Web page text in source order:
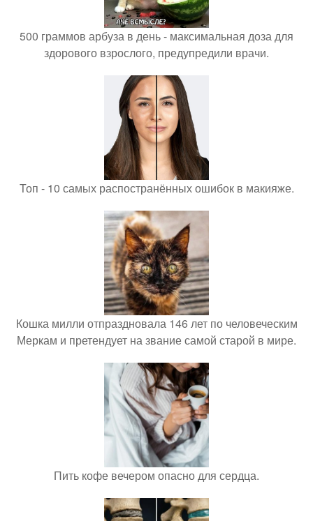
500 граммов арбуза в день - максимальная доза для
здорового взрослого, предупредили врачи.
Топ - 10 самых распостранённых ошибок в макияже.
Кошка милли отпраздновала 146 лет по человеческим
Меркам и претендует на звание самой старой в мире.
Пить кофе вечером опасно для сердца.